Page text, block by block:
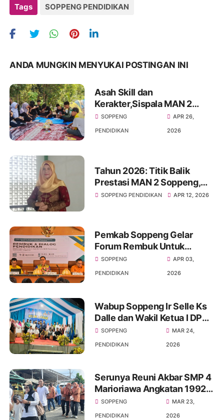
Tags SOPPENG PENDIDIKAN
ANDA MUNGKIN MENYUKAI POSTINGAN INI
Asah Skill dan
Kerakter,Sispala MAN 2
Soppeng Sukses Gelar
Kemah Survival
SOPPENG
PENDIDIKAN
APR 26,
2026
Tahun 2026: Titik Balik
Prestasi MAN 2 Soppeng,
Loloskan Siswa Terbanyak
SOPPENG PENDIDIKAN APR 12, 2026
Pemkab Soppeng Gelar
Forum Rembuk Untuk
Menanggulangi
Ketimpangan distribusi
SOPPENG
PENDIDIKAN
APR 03,
2026
Wabup Soppeng Ir Selle Ks
Dalle dan Wakil Ketua I DPRD
Soppeng H.Naspiding Hadiri
Acara Halal Bihalal SMP
SOPPENG
PENDIDIKAN
MAR 24,
2026
Serunya Reuni Akbar SMP 4
Marioriawa Angkatan 1992-
2022 Gerak jalan
sehat,Senam dan
SOPPENG
PENDIDIKAN
MAR 23,
2026